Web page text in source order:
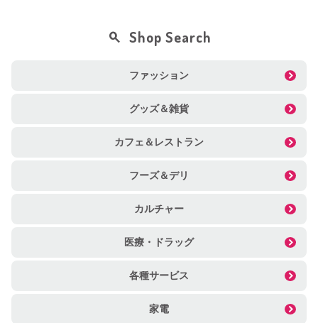
Shop Search
ファッション
グッズ＆雑貨
カフェ＆レストラン
フーズ＆デリ
カルチャー
医療・ドラッグ
各種サービス
家電